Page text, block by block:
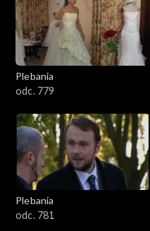
Plebania
odc. 779
Plebania
odc. 781